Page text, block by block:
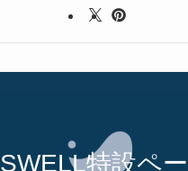
SWELL特設ペ